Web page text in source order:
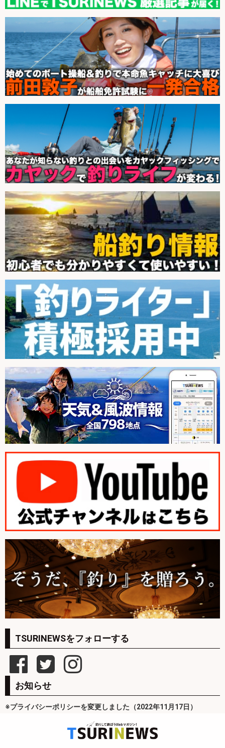
TSURINEWSをフォローする
お知らせ
※プライバシーポリシーを変更しました（2022年11月17日）